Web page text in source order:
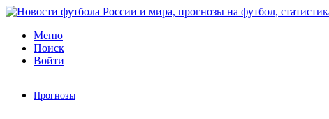
Меню
Поиск
Войти
Прогнозы